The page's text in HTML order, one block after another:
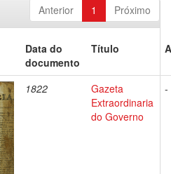
Anterior 1 Próximo
Data do
documento
Título
1822
Gazeta
Extraordinaria
do Governo
-